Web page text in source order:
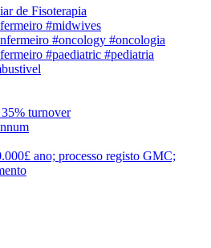
de Fisoterapia
#midwives
#oncology #oncologia
#paediatric #pediatria
turnover
ano; processo registo GMC;